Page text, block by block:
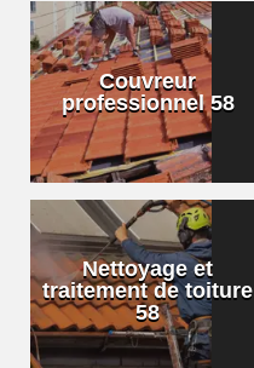
Couvreur
professionnel 58
Nettoyage et
traitement de toiture
58